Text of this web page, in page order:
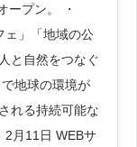
ープン。 ・
ェ」「地域の公
と自然をつなぐ
地球の環境が
れる持続可能な
2月11日 WEBサ